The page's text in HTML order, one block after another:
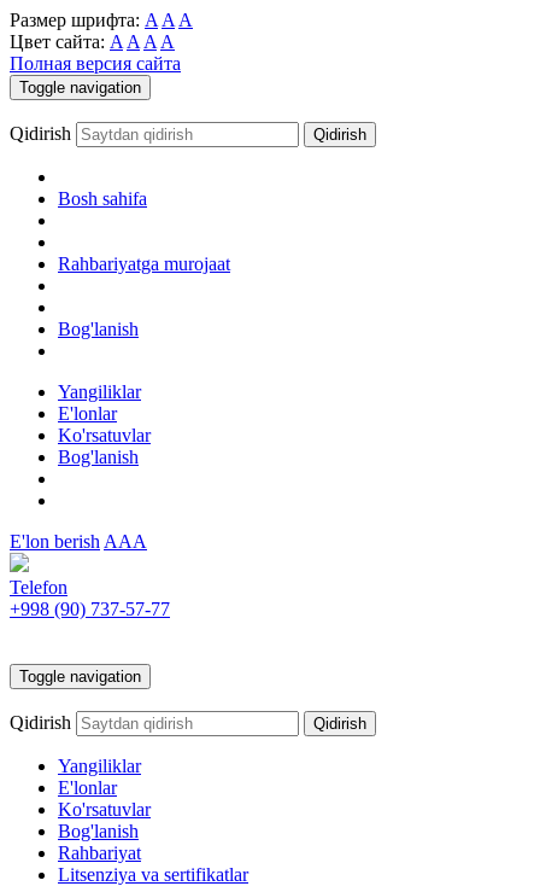
Размер шрифта: A A A
Цвет сайта: A A A A
Полная версия сайта
Toggle navigation
Qidirish
Bosh sahifa
Rahbariyatga murojaat
Bog'lanish
Yangiliklar
E'lonlar
Ko'rsatuvlar
Bog'lanish
E'lon berish AAA
Telefon
+998 (90) 737-57-77
Toggle navigation
Qidirish
Yangiliklar
E'lonlar
Ko'rsatuvlar
Bog'lanish
Rahbariyat
Litsenziya va sertifikatlar